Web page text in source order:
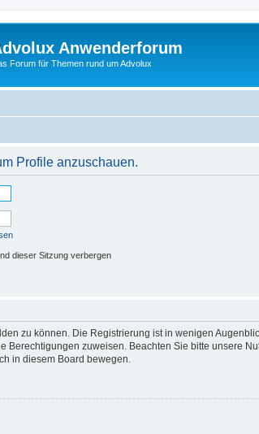
Anwenderforum
Forum für Themen rund um Advolux
Profile anzuschauen.
dieser Sitzung verbergen
zu können. Die Registrierung ist in wenigen
Berechtigungen zuweisen. Beachten Sie bitte unsere
in diesem Board bewegen.